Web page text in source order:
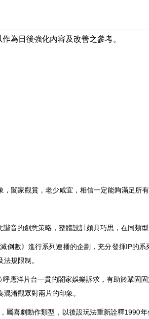
為日後強化內容及改善之參考。
闔家觀賞，老少咸宜，相信一定能夠滿足所
音的創意策略，整體設計頗具巧思，在同類
倒數》進行系列連播的企劃，充分發揮IP的
規限制。
應洋片台一貫的閤家娛樂訴求，有助於鞏固
淆觀眾對兩片的印象。
喜劇動作類型，以後設玩法重新詮釋1990